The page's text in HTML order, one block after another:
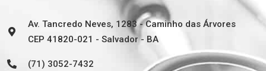
Av. Tancredo Neves, 1283 - Caminho das Árvores
CEP 41820-021 - Salvador - BA
(71) 3052-7432